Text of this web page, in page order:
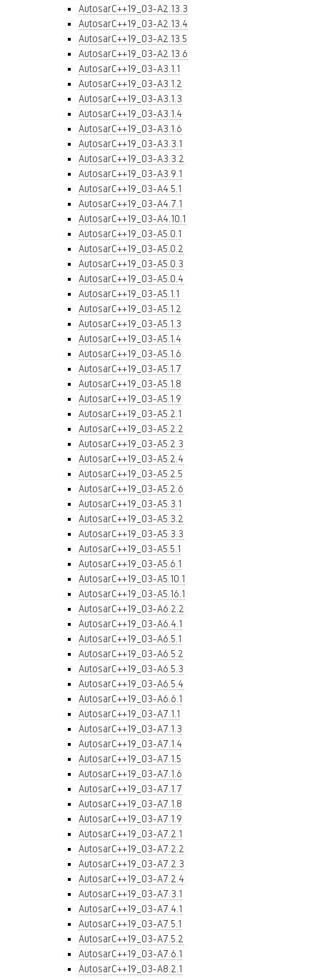
AutosarC++19_03-A2.13.3
AutosarC++19_03-A2.13.4
AutosarC++19_03-A2.13.5
AutosarC++19_03-A2.13.6
AutosarC++19_03-A3.1.1
AutosarC++19_03-A3.1.2
AutosarC++19_03-A3.1.3
AutosarC++19_03-A3.1.4
AutosarC++19_03-A3.1.6
AutosarC++19_03-A3.3.1
AutosarC++19_03-A3.3.2
AutosarC++19_03-A3.9.1
AutosarC++19_03-A4.5.1
AutosarC++19_03-A4.7.1
AutosarC++19_03-A4.10.1
AutosarC++19_03-A5.0.1
AutosarC++19_03-A5.0.2
AutosarC++19_03-A5.0.3
AutosarC++19_03-A5.0.4
AutosarC++19_03-A5.1.1
AutosarC++19_03-A5.1.2
AutosarC++19_03-A5.1.3
AutosarC++19_03-A5.1.4
AutosarC++19_03-A5.1.6
AutosarC++19_03-A5.1.7
AutosarC++19_03-A5.1.8
AutosarC++19_03-A5.1.9
AutosarC++19_03-A5.2.1
AutosarC++19_03-A5.2.2
AutosarC++19_03-A5.2.3
AutosarC++19_03-A5.2.4
AutosarC++19_03-A5.2.5
AutosarC++19_03-A5.2.6
AutosarC++19_03-A5.3.1
AutosarC++19_03-A5.3.2
AutosarC++19_03-A5.3.3
AutosarC++19_03-A5.5.1
AutosarC++19_03-A5.6.1
AutosarC++19_03-A5.10.1
AutosarC++19_03-A5.16.1
AutosarC++19_03-A6.2.2
AutosarC++19_03-A6.4.1
AutosarC++19_03-A6.5.1
AutosarC++19_03-A6.5.2
AutosarC++19_03-A6.5.3
AutosarC++19_03-A6.5.4
AutosarC++19_03-A6.6.1
AutosarC++19_03-A7.1.1
AutosarC++19_03-A7.1.3
AutosarC++19_03-A7.1.4
AutosarC++19_03-A7.1.5
AutosarC++19_03-A7.1.6
AutosarC++19_03-A7.1.7
AutosarC++19_03-A7.1.8
AutosarC++19_03-A7.1.9
AutosarC++19_03-A7.2.1
AutosarC++19_03-A7.2.2
AutosarC++19_03-A7.2.3
AutosarC++19_03-A7.2.4
AutosarC++19_03-A7.3.1
AutosarC++19_03-A7.4.1
AutosarC++19_03-A7.5.1
AutosarC++19_03-A7.5.2
AutosarC++19_03-A7.6.1
AutosarC++19_03-A8.2.1